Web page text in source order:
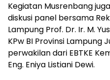
Kegiatan Musrenbang
diskusi panel bersama
Lampung Prof. Dr. Ir. M.
KPw BI Provinsi Lampung
perwakilan dari EBTKE
Eng. Eniya Listiani Dewi.